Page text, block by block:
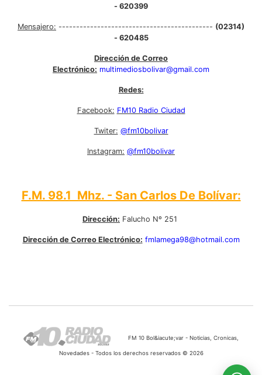
- 620399
Mensajero: -------------------------------------------- (02314)
- 620485
Dirección de Correo
Electrónico: multimediosbolivar@gmail.com
Redes:
Facebook: FM10 Radio Ciudad
Twiter: @fm10bolivar
Instagram: @fm10bolivar
F.M. 98.1 Mhz. - San Carlos De Bolívar:
Dirección: Falucho Nº 251
Dirección de Correo Electrónico: fmlamega98@hotmail.com
FM 10 Bol&iacute;var - Noticias, Cronicas,
Novedades - Todos los derechos reservados © 2026